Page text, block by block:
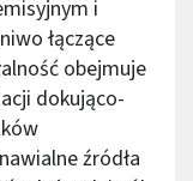
i
łączące
obejmuje
dokująco-
źródła